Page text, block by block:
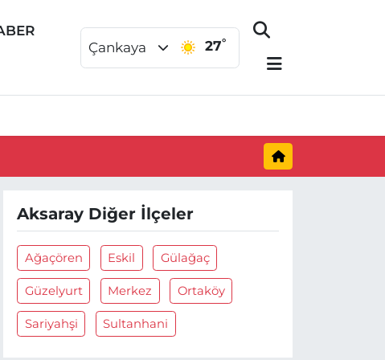
Çankaya 27°
Aksaray Diğer İlçeler
Ağaçören Eskil Gülağaç
Güzelyurt Merkez Ortaköy
Sariyahşi Sultanhani